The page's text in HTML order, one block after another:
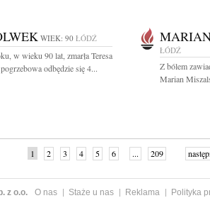
WIEK: 90 ŁÓDŹ
w wieku 90 lat, zmarła Teresa
odbędzie się 4...
ŁÓDŹ
Z bólem
Marian
1 2 3 4 5 6 ... 209
z o.o. O nas Staże u nas Reklama
Polityka